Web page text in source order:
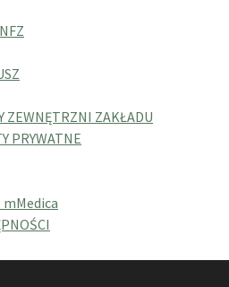
ZEWNĘTRZNI ZAKŁADU
PRYWATNE
mMedica